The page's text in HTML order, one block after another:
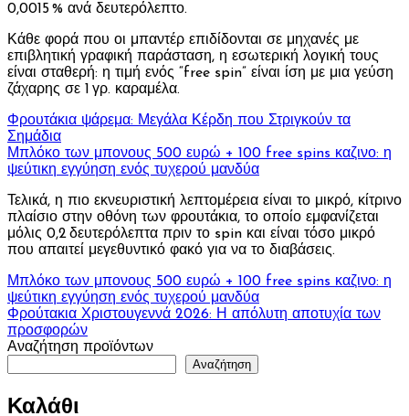
0,0015 % ανά δευτερόλεπτο.
Κάθε φορά που οι μπαντέρ επιδίδονται σε μηχανές με
επιβλητική γραφική παράσταση, η εσωτερική λογική τους
είναι σταθερή: η τιμή ενός “free spin” είναι ίση με μια γεύση
ζάχαρης σε 1 γρ. καραμέλα.
Φρουτάκια ψάρεμα: Μεγάλα Κέρδη που Στριγκούν τα
Σημάδια
Μπλόκο των μπονους 500 ευρώ + 100 free spins καζινο: η
ψεύτικη εγγύηση ενός τυχερού μανδύα
Τελικά, η πιο εκνευριστική λεπτομέρεια είναι το μικρό, κίτρινο
πλαίσιο στην οθόνη των φρουτάκια, το οποίο εμφανίζεται
μόλις 0,2 δευτερόλεπτα πριν το spin και είναι τόσο μικρό
που απαιτεί μεγεθυντικό φακό για να το διαβάσεις.
Πλοήγηση
άρθρων
Μπλόκο των μπονους 500 ευρώ + 100 free spins καζινο: η
ψεύτικη εγγύηση ενός τυχερού μανδύα
Φρούτακια Χριστουγεννά 2026: Η απόλυτη αποτυχία των
προσφορών
Αναζήτηση προϊόντων
Αναζήτηση
Καλάθι